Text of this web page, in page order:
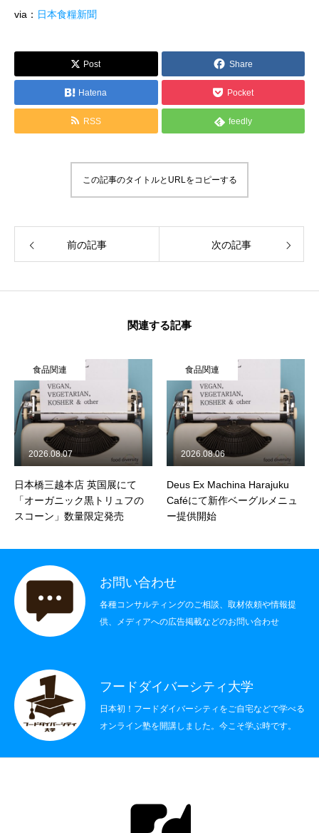
日本素食餐廳攻略
HappyCow
メディア掲載
食品関連
飲食店
製品情報
旅行関連
その他
書籍情報
via： 日本食糧新聞
Post Share
Hatena Pocket
RSS feedly
この記事のタイトルとURLをコピーする
前の記事 次の記事
関連する記事
食品関連
日本橋三越本店 英国展にて
「オーガニック黒トリュフの
スコーン」数量限定発売
2026.08.07
食品関連
Deus Ex Machina Harajuku
Caféにて新作ベーグルメニュ
ー提供開始
2026.08.06
お問い合わせ
各種コンサルティングのご相談、取材依頼や情報提
供、メディアへの広告掲載などのお問い合わせ
フードダイバーシティ大学
日本初！フードダイバーシティをご自宅などで学べる
オンライン塾を開講しました。今こそ学ぶ時です。